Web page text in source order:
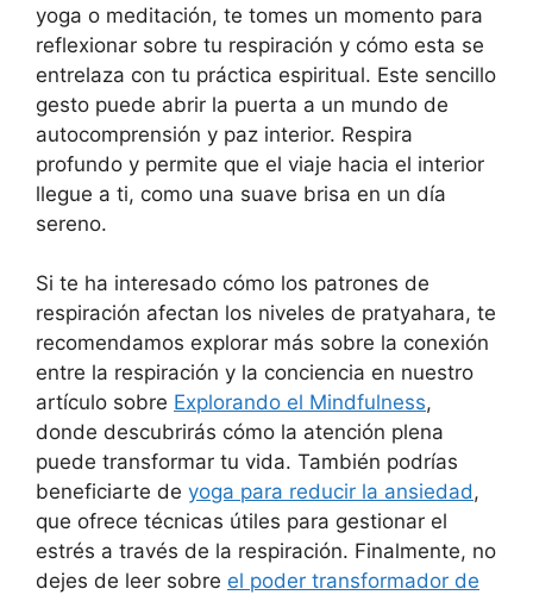
yoga o meditación, te tomes un momento para
reflexionar sobre tu respiración y cómo esta se
entrelaza con tu práctica espiritual. Este sencillo
gesto puede abrir la puerta a un mundo de
autocomprensión y paz interior. Respira
profundo y permite que el viaje hacia el interior
llegue a ti, como una suave brisa en un día
sereno.
Si te ha interesado cómo los patrones de
respiración afectan los niveles de pratyahara, te
recomendamos explorar más sobre la conexión
entre la respiración y la conciencia en nuestro
artículo sobre Explorando el Mindfulness,
donde descubrirás cómo la atención plena
puede transformar tu vida. También podrías
beneficiarte de yoga para reducir la ansiedad,
que ofrece técnicas útiles para gestionar el
estrés a través de la respiración. Finalmente, no
dejes de leer sobre el poder transformador de